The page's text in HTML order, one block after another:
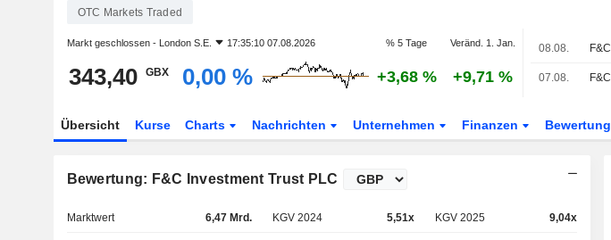
OTC Markets Traded
Markt geschlossen - London S.E. 17:35:10 07.08.2026 % 5 Tage Veränd. 1. Jan.
343,40 GBX 0,00 % +3,68 % +9,71 %
08.08.
07.08.
Übersicht Kurse Charts Nachrichten Unternehmen Finanzen Bewertung
Bewertung: F&C Investment Trust PLC
Marktwert 6,47 Mrd. KGV 2024 5,51x KGV 2025 9,04x